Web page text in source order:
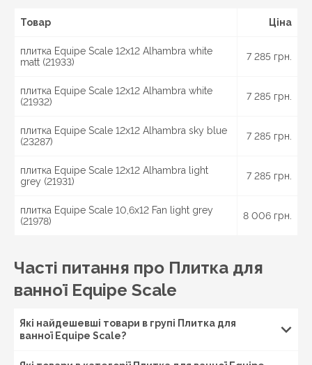
Купуй с доставкой по Україні:
Кам\'янське, Кривий Ріг, Павлоград, Новомосковськ,
Харків, Чугуїв, Красноград, Ізюм, Миколаїв,
Рівне,Запоріжжя , Суми, Охтирка, Шостка, Ромни,
Конотоп,
Чернігів, Ніжин, Прилуки, Полтава, Кременчук,
Бердичів, Житомир, Новоград-Волинський,
Коростень,
, Кам'янець-Подільський,
Кіровоград, Олександрія, Тернопіль, Кременець,
Чортків,
, Кіцмань та інші міста України.
Товар Ціна
плитка Equipe Scale 12x12 Alhambra white
matt (21933)
7 285 грн.
плитка Equipe Scale 12x12 Alhambra white
(21932)
7 285 грн.
плитка Equipe Scale 12x12 Alhambra sky blue
(23287)
7 285 грн.
плитка Equipe Scale 12x12 Alhambra light
grey (21931)
7 285 грн.
плитка Equipe Scale 10,6x12 Fan light grey
(21978)
8 006 грн.
Часті питання про Плитка для
ванної Equipe Scale
Які найдешевші товари в групі Плитка для
ванної Equipe Scale?